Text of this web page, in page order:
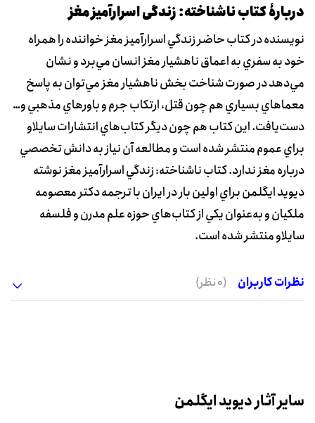
دربارۀ کتاب ناشناخته: زندگی اسرارآمیز مغز
نويسنده در کتاب حاضر زندگي اسرارآميز مغز خواننده را همراه
خود به سفري به اعماق ناهشيار مغز انسان مي‌برد و نشان
مي‌دهد در صورت شناخت بخش ناهشيار مغز مي‌توان به پاسخ
معماهاي بسياري هم چون قتل، ارتکاب جرم و باورهاي مذهبي و…
دست‌يافت. اين کتاب هم چون ديگر کتاب‌هاي انتشارات سايلاو
براي عموم منتشر شده است و مطالعه آن نياز به دانش تخصصي
درباره مغز ندارد. کتاب ناشناخته: زندگي اسرارآميز مغز نوشته
ديويد ايگلمن براي اولين بار در ايران با ترجمه دکتر معصومه
ملکيان و به‌عنوان يکي از کتاب‌هاي حوزه علم مدرن و فلسفه
سايلاو منتشر شده است.
نظرات کاربران (0 نظر)
سایر آثار دیوید ایگلمن